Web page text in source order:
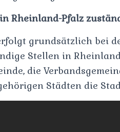
Rheinland-Pfalz
grundsätzlich bei
Stellen in
die
Städten die